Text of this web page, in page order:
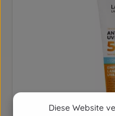
Diese Website